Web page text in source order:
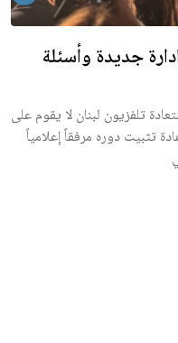
جديدة وأسئلة
تلفزيون لبنان لا يقوم على
تثبيت دوره مرفقاً إعلامياً